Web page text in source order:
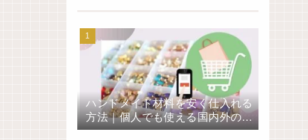
ハンドメイド材料を安く仕入れる
方法｜個人でも使える国内外の卸
通販サイト4選